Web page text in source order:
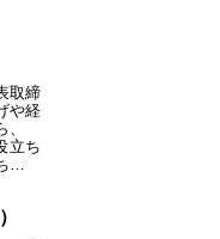
取締
や経
立ち
…